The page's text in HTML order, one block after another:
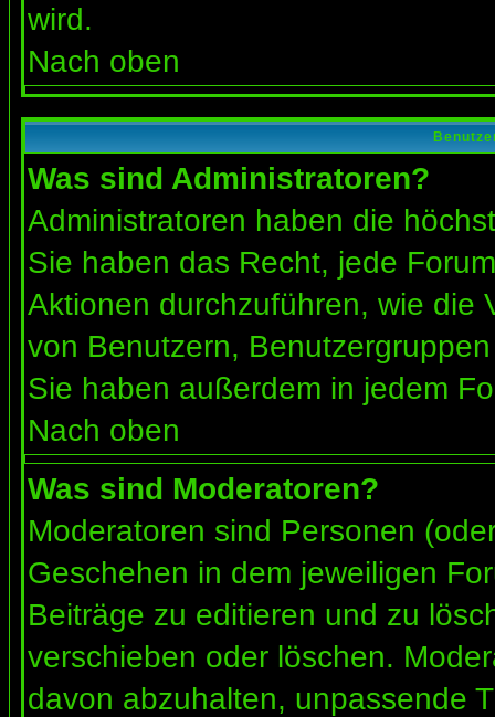
wird.
Nach oben
Was sind Administratoren?
Administratoren haben die
Sie haben das Recht, jede
Aktionen durchzuführen, wie die
von Benutzern,
Sie haben außerdem in jedem
Nach oben
Was sind Moderatoren?
Moderatoren sind Personen
Geschehen in dem jeweiligen
Beiträge zu editieren und zu
verschieben oder löschen.
davon abzuhalten, unpassende